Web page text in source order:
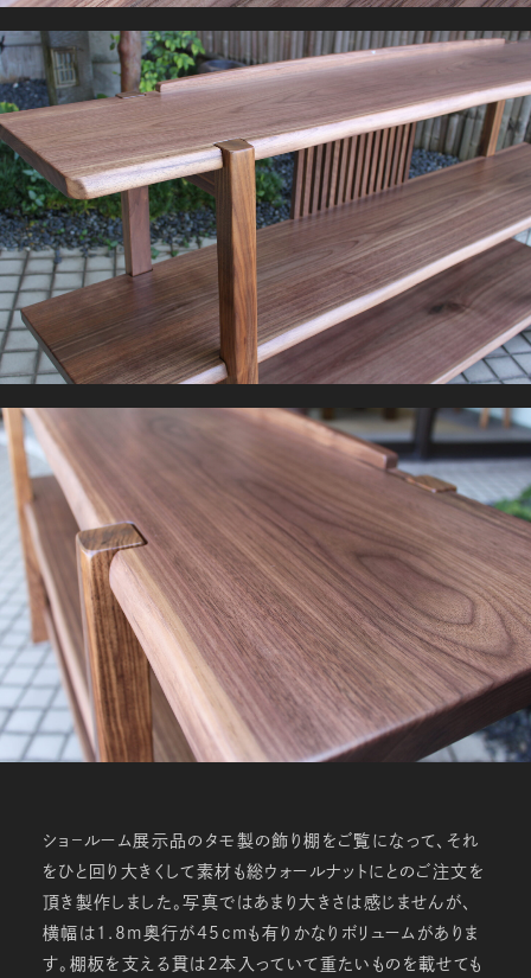
ショ－ルーム展示品のタモ製の飾り棚をご覧になって、それ
をひと回り大きくして素材も総ウォールナットにとのご注文を
頂き製作しました。写真ではあまり大きさは感じませんが、
横幅は1.8ｍ奥行が45ｃｍも有りかなりボリュームがありま
す。棚板を支える貫は2本入っていて重たいものを載せても